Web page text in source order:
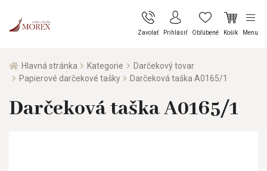
Zavolať Prihlásiť Obľúbené Košík Menu
Hlavná stránka Kategorie
Darčekový tovar
Papierové darčekové tašky
Darčeková taška A0165/1
Darčeková taška A0165/1